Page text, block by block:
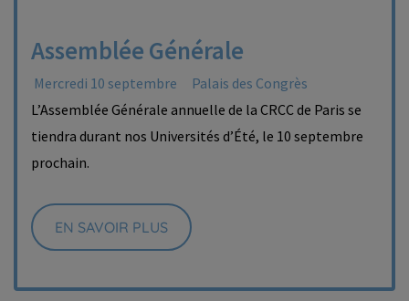
Assemblée Générale
Mercredi 10 septembre
Palais des Congrès
L’Assemblée Générale annuelle de la CRCC de Paris se
tiendra durant nos Universités d’Été, le 10 septembre
prochain.
EN SAVOIR PLUS